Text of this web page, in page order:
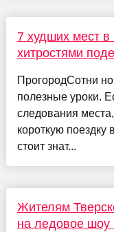
7 худших мест
хитростями
ПрогородСотни
полезные уроки.
следования
короткую поездку
стоит знат...
Жителям
на ледовое шоу